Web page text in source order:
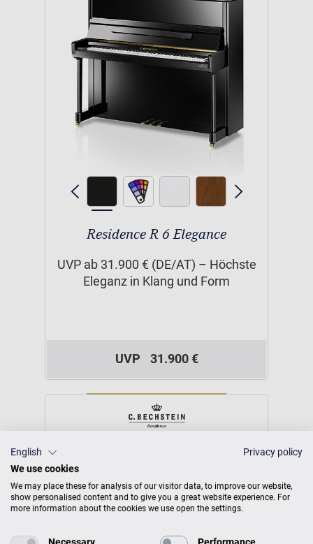
Residence R 6 Elegance
UVP ab 31.900 € (DE/AT) – Höchste
Eleganz in Klang und Form
UVP 31.900 €
English
Privacy policy
We use cookies
We may place these for analysis of our visitor data, to improve our website,
show personalised content and to give you a great website experience. For
more information about the cookies we use open the settings.